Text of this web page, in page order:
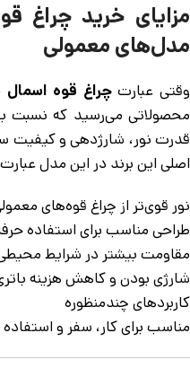
مزایای خرید چراغ
مدل‌های معمولی
وقتی عبارتچراغ قوه
محصولاتی می‌رسید که نسبت به
قدرت نور، شارژدهی و کیفیت
اصلی این برند در این مدل
نور قوی‌تر از چراغ قوه‌های
طراحی مناسب برای استفاده
مقاومت بیشتر در شرایط
شارژی بودن و کاهش هزینه
کاربردهای چندمنظوره
مناسب برای کار، سفر و